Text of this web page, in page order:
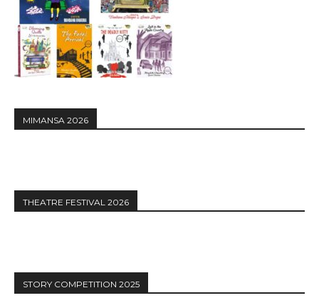
MIMANSA 2026
THEATRE FESTIVAL 2026
STORY COMPETITION 2025